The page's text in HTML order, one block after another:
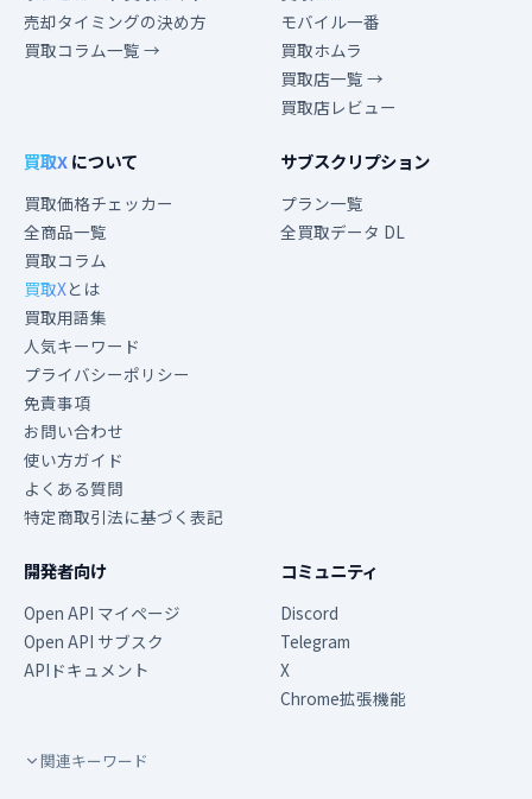
売却タイミングの決め方
買取コラム一覧 →
モバイル一番
買取ホムラ
買取店一覧 →
買取店レビュー
買取Xについて
買取価格チェッカー
全商品一覧
買取コラム
買取Xとは
買取用語集
人気キーワード
プライバシーポリシー
免責事項
お問い合わせ
使い方ガイド
よくある質問
特定商取引法に基づく表記
サブスクリプション
プラン一覧
全買取データ DL
開発者向け
Open API マイページ
Open API サブスク
APIドキュメント
コミュニティ
Discord
Telegram
X
Chrome拡張機能
関連キーワード